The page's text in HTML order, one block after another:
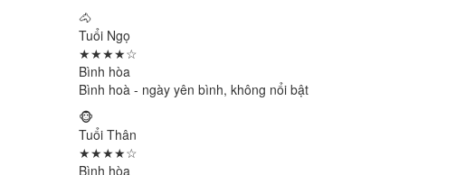
🐴
Tuổi Ngọ
★★★★☆
Bình hòa
Bình hoà - ngày yên bình, không nổi bật
🐵
Tuổi Thân
★★★★☆
Bình hòa